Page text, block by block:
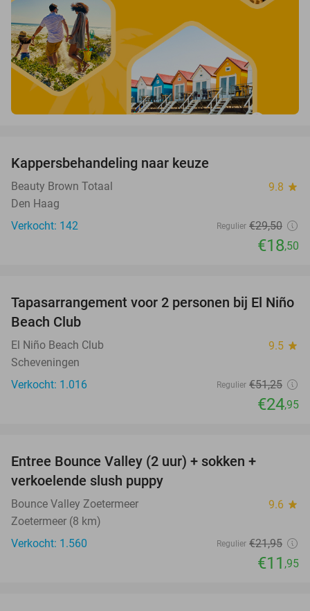
Kappersbehandeling naar keuze
Beauty Brown Totaal 9.8 star
Den Haag
Verkocht: 142
Regulier €29,50
€18,50
51%
Tapasarrangement voor 2 personen bij El Niño
Beach Club
El Niño Beach Club 9.5 star
Scheveningen
Verkocht: 1.016
Regulier €51,25
€24,95
Entree Bounce Valley (2 uur) + sokken +
verkoelende slush puppy
Bounce Valley Zoetermeer 9.6 star
Zoetermeer (8 km)
Verkocht: 1.560
Regulier €21,95
€11 ,95